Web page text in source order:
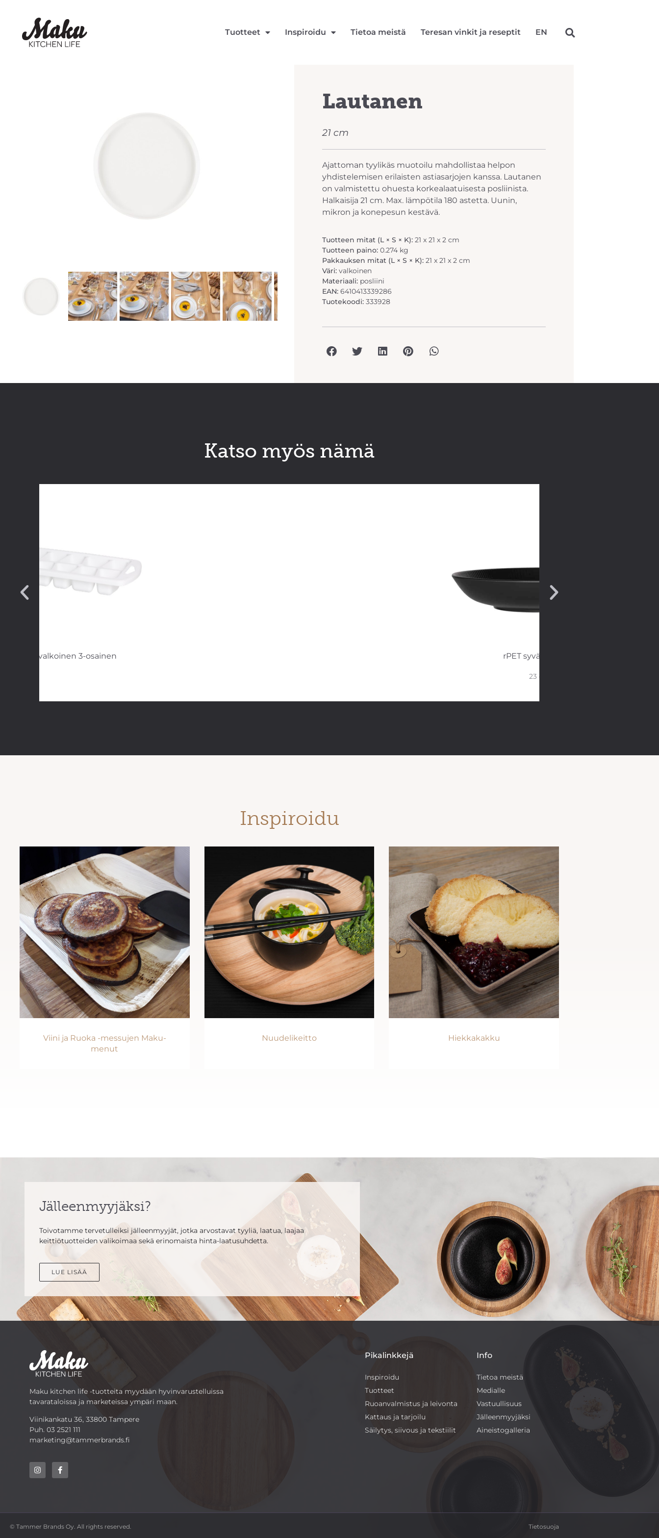
Tuotteet Inspiroidu Tietoa meistä Teresan vinkit ja reseptit EN
Lautanen
21 cm
Ajattoman tyylikäs muotoilu mahdollistaa helpon
yhdistelemisen erilaisten astiasarjojen kanssa. Lautanen
on valmistettu ohuesta korkealaatuisesta posliinista.
Halkaisija 21 cm. Max. lämpötila 180 astetta. Uunin,
mikron ja konepesun kestävä.
Tuotteen mitat (L × S × K): 21 x 21 x 2 cm
Tuotteen paino: 0.274 kg
Pakkauksen mitat (L × S × K): 21 x 21 x 2 cm
Väri: valkoinen
Materiaali: posliini
EAN: 6410413339286
Tuotekoodi: 333928
Katso myös nämä
valkoinen 3-osainen rPET syvälautanen
23 cm
Inspiroidu
Viini ja Ruoka -messujen Maku-
menut
Nuudelikeitto Hiekkakakku
Jälleenmyyjäksi?
Toivotamme tervetulleiksi jälleenmyyjät, jotka arvostavat tyyliä, laatua, laajaa
keittiötuotteiden valikoimaa sekä erinomaista hinta-laatusuhdetta.
LUE LISÄÄ
Maku kitchen life -tuotteita myydään hyvinvarustelluissa
tavarataloissa ja marketeissa ympäri maan.
Viinikankatu 36, 33800 Tampere
Puh. 03 2521 111
marketing@tammerbrands.fi
Pikalinkkejä
Inspiroidu
Tuotteet
Ruoanvalmistus ja leivonta
Kattaus ja tarjoilu
Säilytys, siivous ja tekstiilit
Info
Tietoa meistä
Medialle
Vastuullisuus
Jälleenmyyjäksi
Aineistogalleria
© Tammer Brands Oy. All rights reserved. Tietosuoja